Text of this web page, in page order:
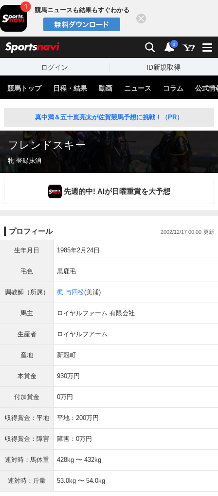
競馬ニュースも結果もすぐわかる
検索 通知
i
ログイン ID新規取得
競馬トップ 日程・結果 動画 ニュース コラム 公式情
真中満＆五十嵐亮太が佐賀競馬予想に挑戦！（PR）
フレンドスキー
牝 登録抹消
先週的中! AIが日曜重賞を大予想
プロフィール 2002/12/17 00:00
生年月日 1985年2月24日
毛色 黒鹿毛
調教師（所属） 梶 与四松(美浦)
馬主 ロイヤルファーム 有限会社
生産者 ロイヤルフアーム
産地 新冠町
本賞金 930万円
付加賞金 0万円
収得賞金：平地 平地：200万円
収得賞金：障害 障害：0万円
連対時：馬体重 428kg 〜 432kg
連対時：斤量 53.0kg 〜 54.0kg